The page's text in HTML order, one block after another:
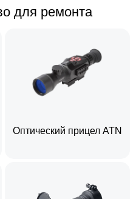
для ремонта
Оптический прицел ATN